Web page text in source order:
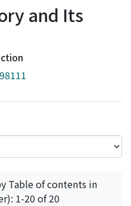
and Its
Table of contents in
1-20 of 20